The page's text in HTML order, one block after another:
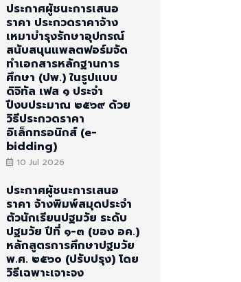
ประกาศผู้ชนะการเสนอ
ราคา ประกวดราคาจ้าง
เหมาบำรุงรักษาอุปกรณ์
สนับสนุนแพลตฟอร์มจัด
ทำเอกสารหลักฐานการ
ศึกษา (ปพ.) ในรูปแบบ
ดิจิทัล เฟส ๑ ประจำ
ปีงบประมาณ ๒๕๖๙ ด้วย
วิธีประกวดราคา
อิเล็กทรอนิกส์ (e-
bidding)
10 Jul 2026
ประกาศผู้ชนะการเสนอ
ราคา จ้างพิมพ์สมุดประจำ
ตัวนักเรียนปฐมวัย ระดับ
ปฐมวัย ปีที่ ๑-๓ (ของ อค.)
หลักสูตรการศึกษาปฐมวัย
พ.ศ. ๒๕๖๐ (ปรับปรุง) โดย
วิธีเฉพาะเจาะจง